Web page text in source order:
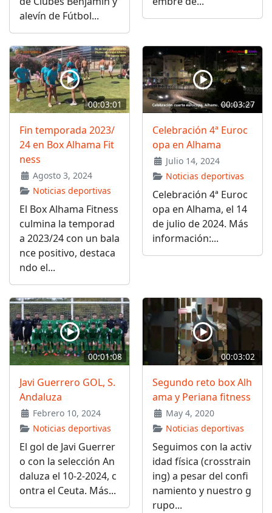
alevín de Fútbol...
00:03:01
Fin temporada 2023/
24 en Box Alhama Fit
ness
Agosto 3, 2024
Noticias deportivas
El Box Alhama Fitness
culmina la temporad
a 2023/24 con un bala
nce positivo, destaca
ndo el...
00:03:27
Celebración 4ª Euroc
opa en Alhama
Julio 14, 2024
Noticias deportivas
Celebración 4ª Euroc
opa en Alhama, el 14
de julio de 2024. Más
información:...
00:01:08
Javi Guerrero GOL, S.
Andaluza
Febrero 10, 2024
Noticias deportivas
El gol de Javi Guerrer
o con la selección An
daluza el 10-2-2024, c
ontra el Ceuta. Más...
00:03:02
Segundo reto box Alh
ama y Periana fitness
May 4, 2020
Noticias deportivas
Seguimos con la activ
idad física (crosstrain
ing) a pesar del confi
namiento y nuestro g
rupo...